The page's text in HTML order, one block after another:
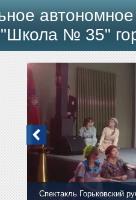
"Школа № 35"